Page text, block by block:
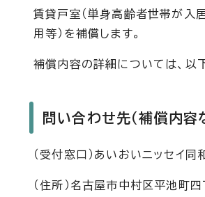
賃貸戸室（単身高齢者世帯が入
用等）を補償します。
補償内容の詳細については、以
問い合わせ先（補償内容
（受付窓口）あいおいニッセ
（住所）名古屋市中村区平池町